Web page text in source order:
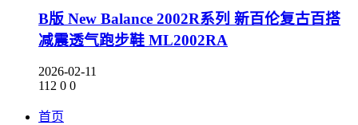
B版 New Balance 2002R系列 新百伦复古百搭
减震透气跑步鞋 ML2002RA
2026-02-11
112 0 0
首页